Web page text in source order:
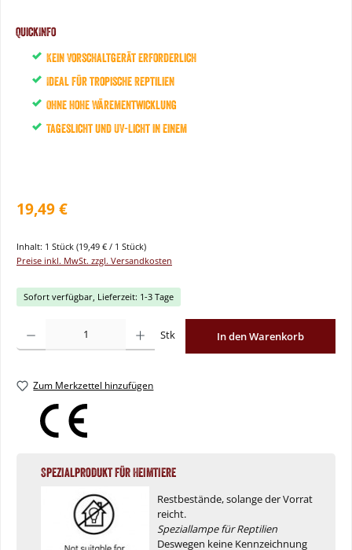
QuickInfo
Kein Vorschaltgerät erforderlich
Ideal für tropische Reptilien
Ohne hohe Wärementwicklung
Tageslicht und UV-Licht in einem
19,49 €
Inhalt: 1 Stück (19,49 € / 1 Stück)
Preise inkl. MwSt. zzgl. Versandkosten
Sofort verfügbar, Lieferzeit: 1-3 Tage
Stk In den Warenkorb
Zum Merkzettel hinzufügen
Spezialprodukt für Heimtiere
Restbestände, solange der Vorrat
reicht.
Speziallampe für Reptilien
Deswegen keine Kennzeichnung